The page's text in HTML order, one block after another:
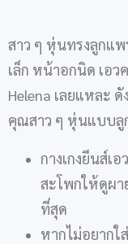
สาว ๆ หุ่นทรงลูกแ
เล็ก หน้าอกนิด เอ
Helena เลยแหละ
คุณสาว ๆ หุ่นแบบลู
กางเกงยีนส์เ
สะโพกให้ดูผา
ที่สุด
หากไม่อยากใ